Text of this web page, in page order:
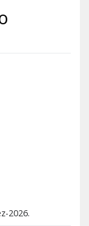
2026.